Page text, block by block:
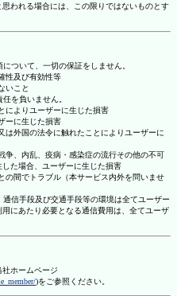
われる場合には、この限りではないものとす
ついて、一切の保証をしません。
性及び有効性等
いこと
を負いません。
によりユーザーに生じた損害
ーに生じた損害
は外国の法令に触れたことによりユーザーに
争、内乱、疫病・感染症の流行その他の不可
た場合、ユーザーに生じた損害
の間でトラブル（本サービス内外を問いませ
信手段及び交通手段等の環境は全てユーザー
にあたり必要となる通信費用は、全てユーザ
ホームページ
)をご参照ください。